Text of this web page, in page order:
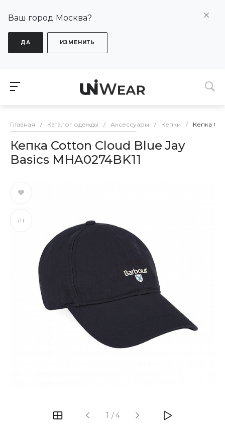
Ваш город Москва?
ДА ИЗМЕНИТЬ
Главная / Каталог одежды / Аксессуары / Кепки / Кепка
Кепка Cotton Cloud Blue Jay
Basics MHA0274BK11
1 /4